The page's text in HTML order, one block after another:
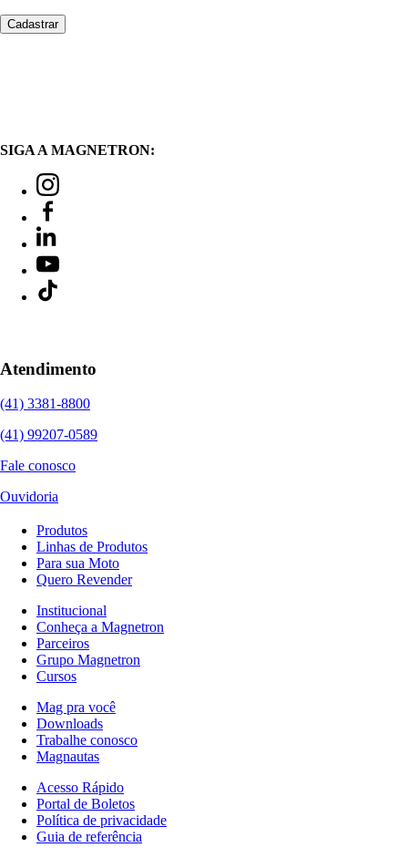
SIGA A MAGNETRON:
Atendimento
(41) 3381-8800
(41) 99207-0589
Fale conosco
Ouvidoria
Produtos
Linhas de Produtos
Para sua Moto
Quero Revender
Institucional
Conheça a Magnetron
Parceiros
Grupo Magnetron
Cursos
Mag pra você
Downloads
Trabalhe conosco
Magnautas
Acesso Rápido
Portal de Boletos
Política de privacidade
Guia de referência